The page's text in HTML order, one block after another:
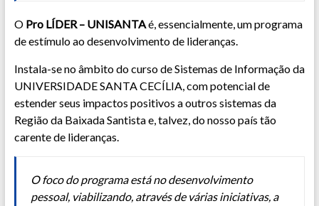
O Pro LÍDER – UNISANTAé, essencialmente, um programa
de estímulo ao desenvolvimento de lideranças.
Instala-se no âmbito do curso de Sistemas de Informação da
UNIVERSIDADE SANTA CECÍLIA, com potencial de
estender seus impactos positivos a outros sistemas da
Região da Baixada Santista e, talvez, do nosso país tão
carente de lideranças.
O foco do programa está no desenvolvimento
pessoal, viabilizando, através de várias iniciativas, a